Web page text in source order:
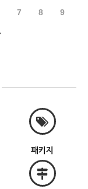
7 8 9
패키지